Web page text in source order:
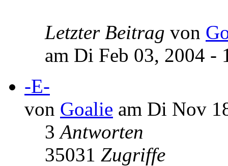
Letzter Beitrag von
am Di Feb 03, 2004 -
-E-
von Goalie am Di Nov
3Antworten
35031 Zugriffe